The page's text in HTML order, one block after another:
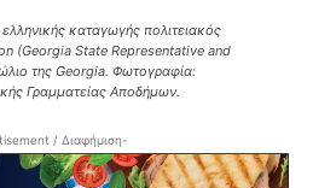
καταγωγής πολιτειακός
(Georgia State Representative and
της Georgia. Φωτογραφία:
Γραμματείας Αποδήμων.
/ Διαφήμιση-